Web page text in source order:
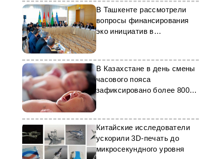
В Ташкенте рассмотрели
вопросы финансирования
эко инициатив в
Центральной Азии
В Казахстане в день смены
часового пояса
зафиксировано более 800
новорожденных
Китайские исследователи
ускорили 3D-печать до
микросекундного уровня